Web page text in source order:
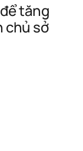
tăng
chủ sở